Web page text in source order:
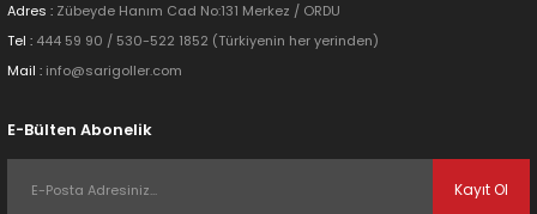
Adres : Zübeyde Hanım Cad No:131 Merkez / ORDU
Tel : 444 59 90 / 530-522 1852 (Türkiyenin her yerinden)
Mail : info@sarigoller.com
E-Bülten Abonelik
Kayıt Ol